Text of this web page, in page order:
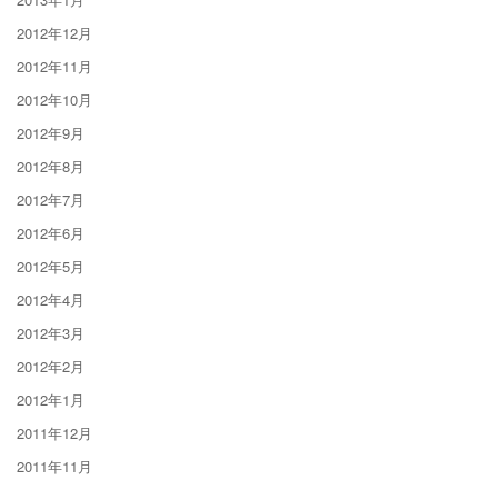
2012年12月
2012年11月
2012年10月
2012年9月
2012年8月
2012年7月
2012年6月
2012年5月
2012年4月
2012年3月
2012年2月
2012年1月
2011年12月
2011年11月